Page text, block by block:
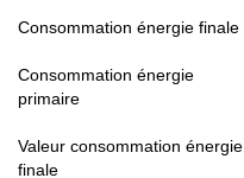
Consommation énergie finale
Consommation énergie
primaire
Valeur consommation énergie
finale